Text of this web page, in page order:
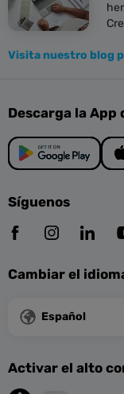
Visita nuestro blog
Descarga la App
Síguenos
Cambiar el
Español
Activar el alto